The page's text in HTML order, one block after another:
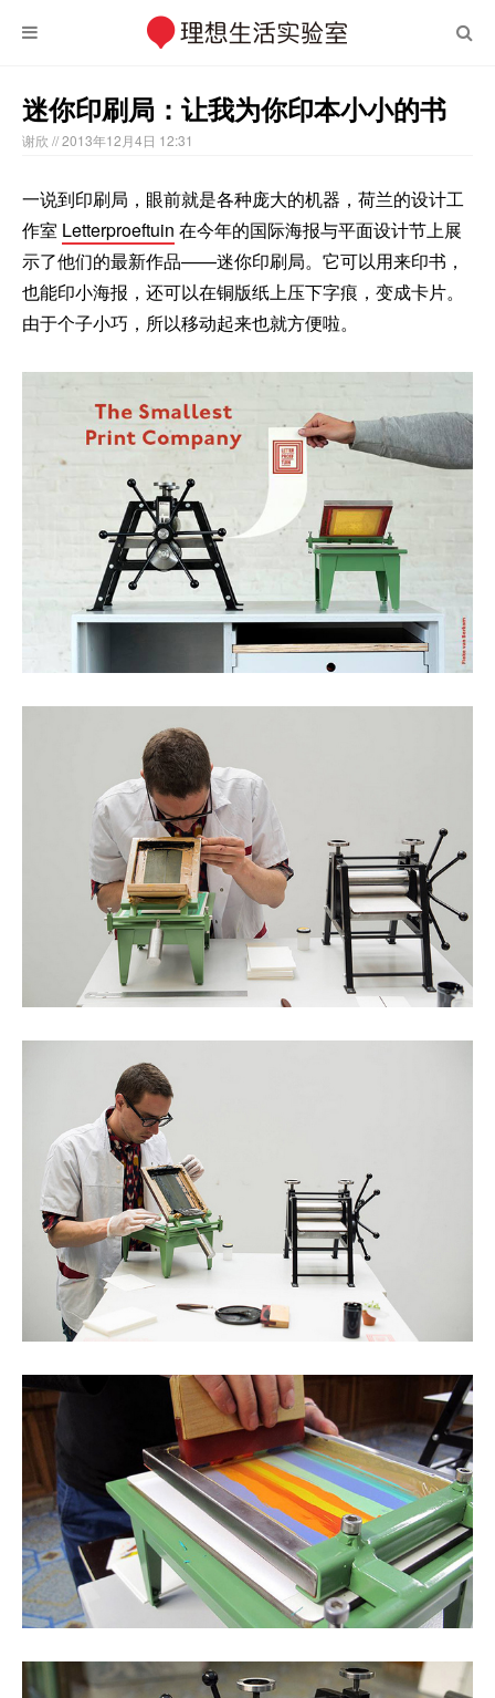
迷你印刷局：让我为你印本小小的书
谢欣 // 2013年12月4日 12:31
一说到印刷局，眼前就是各种庞大的机器，荷兰的设计工
作室 Letterproeftuin 在今年的国际海报与平面设计节上展
示了他们的最新作品——迷你印刷局。它可以用来印书，
也能印小海报，还可以在铜版纸上压下字痕，变成卡片。
由于个子小巧，所以移动起来也就方便啦。